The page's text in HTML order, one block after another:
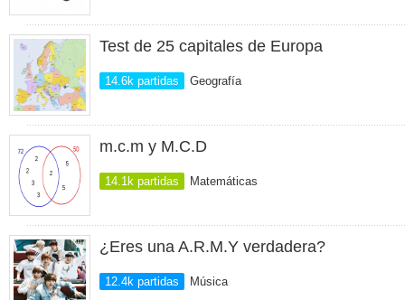
Test de 25 capitales de Europa
14.6k partidas Geografía
m.c.m y M.C.D
14.1k partidas Matemáticas
¿Eres una A.R.M.Y verdadera?
12.4k partidas Música